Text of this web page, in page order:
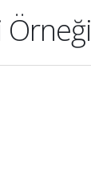
Örneği